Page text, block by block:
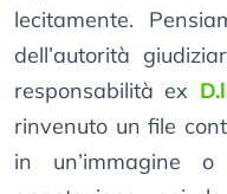
lecitamente.
dell’autorità
responsabilità ex
rinvenuto un file
in un’immagine